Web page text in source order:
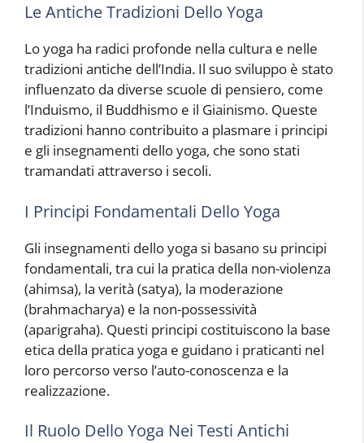
Le Antiche Tradizioni Dello Yoga
Lo yoga ha radici profonde nella cultura e nelle
tradizioni antiche dell’India. Il suo sviluppo è stato
influenzato da diverse scuole di pensiero, come
l’Induismo, il Buddhismo e il Giainismo. Queste
tradizioni hanno contribuito a plasmare i principi
e gli insegnamenti dello yoga, che sono stati
tramandati attraverso i secoli.
I Principi Fondamentali Dello Yoga
Gli insegnamenti dello yoga si basano su principi
fondamentali, tra cui la pratica della non-violenza
(ahimsa), la verità (satya), la moderazione
(brahmacharya) e la non-possessività
(aparigraha). Questi principi costituiscono la base
etica della pratica yoga e guidano i praticanti nel
loro percorso verso l’auto-conoscenza e la
realizzazione.
Il Ruolo Dello Yoga Nei Testi Antichi